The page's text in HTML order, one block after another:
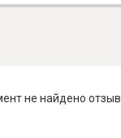
не найдено